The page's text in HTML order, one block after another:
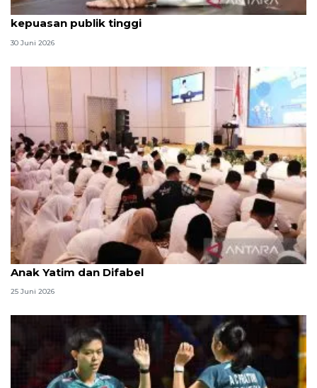
Qodari: Pemerintah tak puas diri meski tingkat
kepuasan publik tinggi
30 Juni 2026
Menag jadikan setiap 10 Muharam sebagai Lebaran
Anak Yatim dan Difabel
25 Juni 2026